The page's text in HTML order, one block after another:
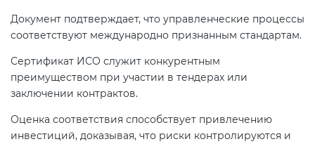
Документ подтверждает, что управленческие процессы
соответствуют международно признанным стандартам.
Сертификат ИСО служит конкурентным
преимуществом при участии в тендерах или
заключении контрактов.
Оценка соответствия способствует привлечению
инвестиций, доказывая, что риски контролируются и
019)
Действующие технические
регламенты